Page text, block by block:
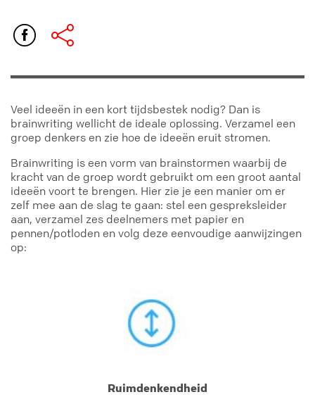
Veel ideeën in een kort tijdsbestek nodig? Dan is
brainwriting wellicht de ideale oplossing. Verzamel een
groep denkers en zie hoe de ideeën eruit stromen.
Brainwriting is een vorm van brainstormen waarbij de
kracht van de groep wordt gebruikt om een groot aantal
ideeën voort te brengen. Hier zie je een manier om er
zelf mee aan de slag te gaan: stel een gespreksleider
aan, verzamel zes deelnemers met papier en
pennen/potloden en volg deze eenvoudige aanwijzingen
op:
Ruimdenkendheid